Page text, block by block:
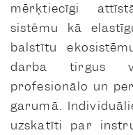
mērķtiecīgi
sistēmu kā
balstītu
darba tirgus
profesionālo un
garumā.
uzskatīti par